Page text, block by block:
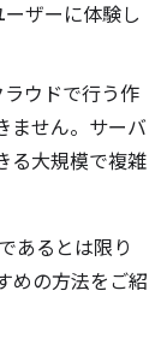
ザーに体験し
ウドで行う作
ません。サーバ
る大規模で複雑
あるとは限り
めの方法をご紹